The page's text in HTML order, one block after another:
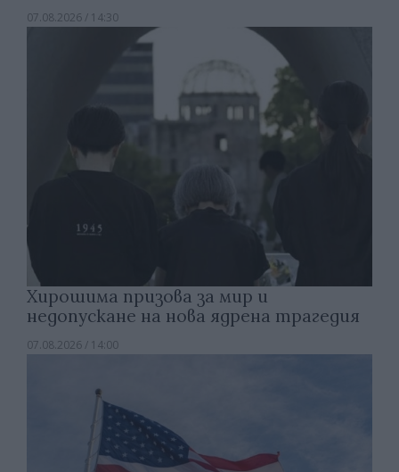
07.08.2026 / 14:30
Хирошима призова за мир и
недопускане на нова ядрена трагедия
07.08.2026 / 14:00